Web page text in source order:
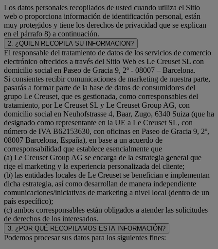
Los datos personales recopilados de usted cuando utiliza el Sitio
web o proporciona información de identificación personal, están
muy protegidos y tiene los derechos de privacidad que se explican
en el párrafo 8) a continuación.
2. ¿QUIEN RECOPILA SU INFORMACION?
El responsable del tratamiento de datos de los servicios de comercio
electrónico ofrecidos a través del Sitio Web es Le Creuset SL con
domicilio social en Paseo de Gracia 9, 2º - 08007 – Barcelona.
Si consientes recibir comunicaciones de marketing de nuestra parte,
pasarás a formar parte de la base de datos de consumidores del
grupo Le Creuset, que es gestionada, como corresponsables del
tratamiento, por Le Creuset SL y Le Creuset Group AG, con
domicilio social en Neuhofstrasse 4, Baar, Zugo, 6340 Suiza (que ha
designado como representante en la UE a Le Creuset SL, con
número de IVA B62153630, con oficinas en Paseo de Gracia 9, 2º,
08007 Barcelona, España), en base a un acuerdo de
corresponsabilidad que establece esencialmente que
(a) Le Creuset Group AG se encarga de la estrategia general que
rige el marketing y la experiencia personalizada del cliente;
(b) las entidades locales de Le Creuset se benefician e implementan
dicha estrategia, así como desarrollan de manera independiente
comunicaciones/iniciativas de marketing a nivel local (dentro de un
país específico);
(c) ambos corresponsables están obligados a atender las solicitudes
de derechos de los interesados.
3. ¿POR QUÉ RECOPILAMOS ESTA INFORMACIÓN?
Podemos procesar sus datos para los siguientes fines: